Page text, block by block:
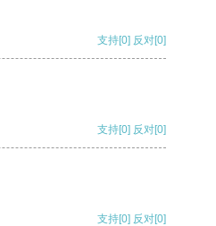
支持[0] 反对[0]
支持[0] 反对[0]
支持[0] 反对[0]